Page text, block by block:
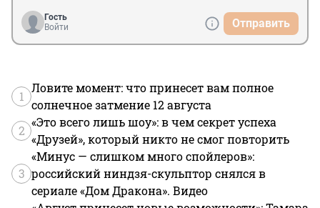
Гость
Войти
Отправить
1
Ловите момент: что принесет вам полное
солнечное затмение 12 августа
2
«Это всего лишь шоу»: в чем секрет успеха
«Друзей», который никто не смог повторить
3
«Минус — слишком много спойлеров»:
российский ниндзя-скульптор снялся в
сериале «Дом Дракона». Видео